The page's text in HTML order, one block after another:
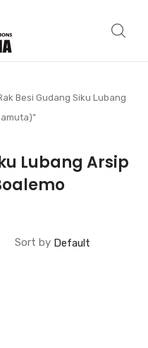
Besi Gudang Siku Lubang
Lubang Arsip
Sort by